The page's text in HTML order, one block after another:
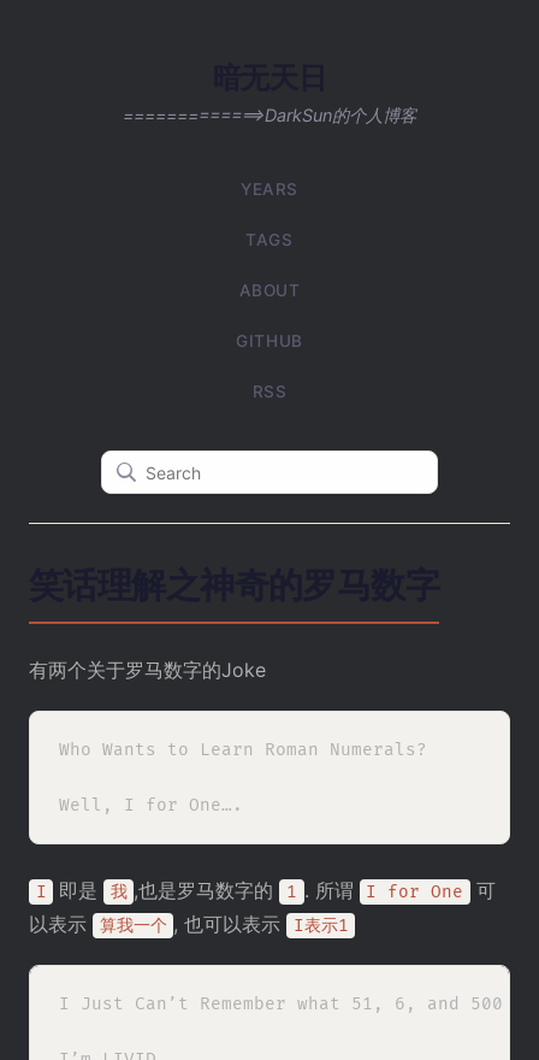
=============>DarkSun的个人博客
YEARS
TAGS
ABOUT
GITHUB
RSS
有两个关于罗马数字的Joke
Who Wants to Learn Roman Numerals?
I 即是 我 ,也是罗马数字的 1 . 所谓 I for One 可
以表示
算我一个 , 也可以表示 I表示1
I Just Can’t Remember what 51, 6, and 500